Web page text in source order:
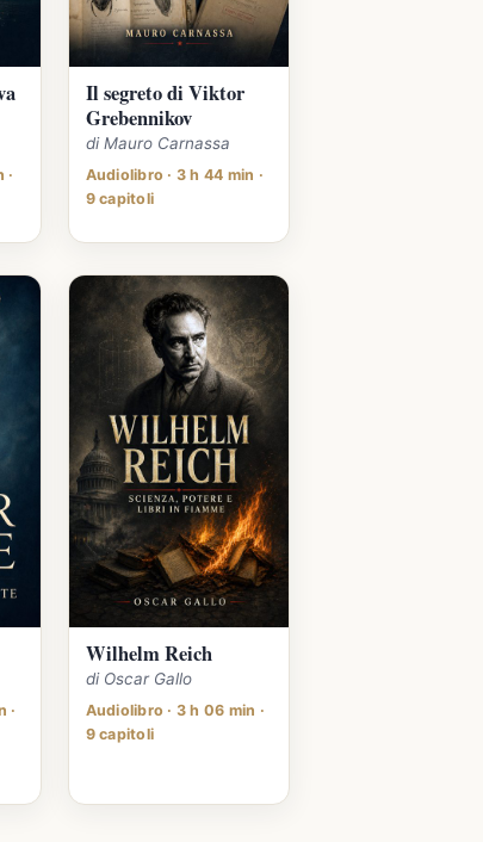
·
Il segreto di Viktor
Grebennikov
di Mauro Carnassa
Audiolibro · 3 h 44 min ·
9 capitoli
·
Wilhelm Reich
di Oscar Gallo
Audiolibro · 3 h 06 min ·
9 capitoli